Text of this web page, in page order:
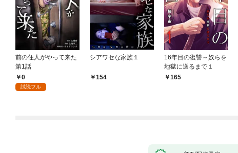
前の住人がやって来た
第1話
0
試読フル
シアワセな家族１
154
16年目の復讐～奴らを
地獄に送るまで１
165